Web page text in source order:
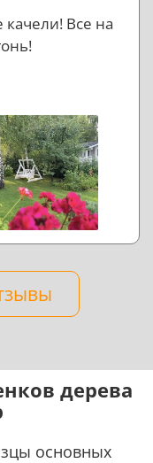
качели! Все на
дерева
основных